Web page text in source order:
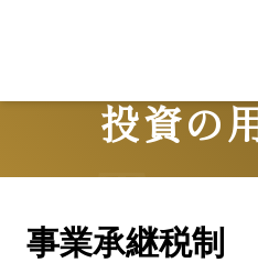
投資の
事業承継税制